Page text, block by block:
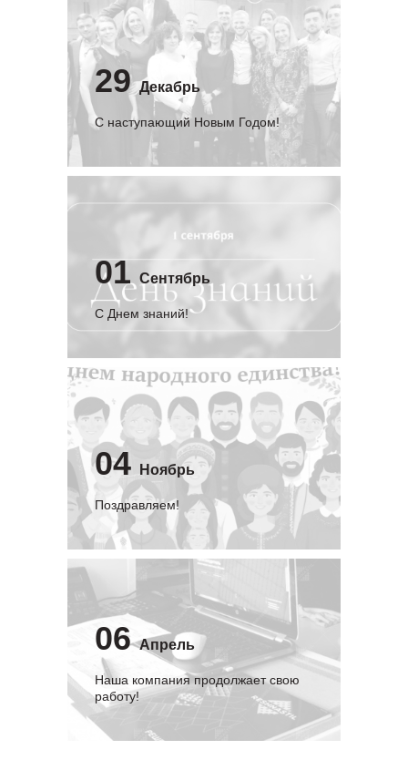
29 Декабрь
С наступающий Новым Годом!
01 Сентябрь
C Днем знаний!
04 Ноябрь
Поздравляем!
06 Апрель
Наша компания продолжает свою
работу!